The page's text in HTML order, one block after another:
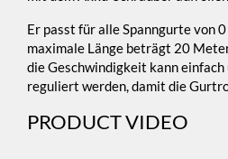
Er passt für alle Spanngurte von
maximale Länge beträgt 20
die Geschwindigkeit kann
reguliert werden, damit die
PRODUCT VIDEO